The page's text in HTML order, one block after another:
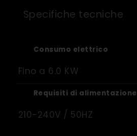
Specifiche tecniche
Consumo elettrico
Fino a 6.0 KW
Requisiti di alimentazione
210-240V / 50HZ